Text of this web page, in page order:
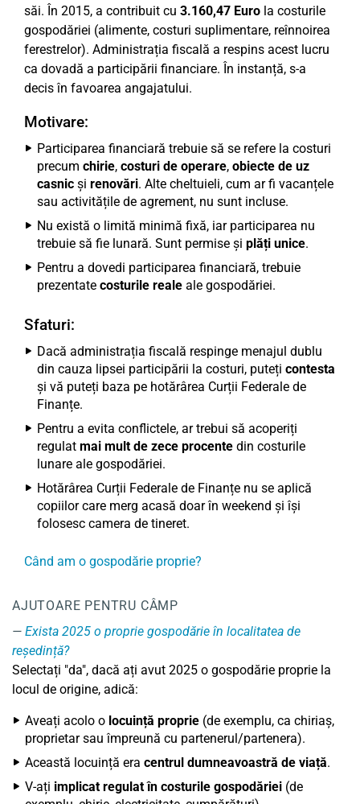
săi. În 2015, a contribuit cu 3.160,47 Euro la costurile
gospodăriei (alimente, costuri suplimentare, reînnoirea
ferestrelor). Administrația fiscală a respins acest lucru
ca dovadă a participării financiare. În instanță, s-a
decis în favoarea angajatului.
Motivare:
Participarea financiară trebuie să se refere la costuri
precum chirie, costuri de operare, obiecte de uz
casnic și renovări. Alte cheltuieli, cum ar fi vacanțele
sau activitățile de agrement, nu sunt incluse.
Nu există o limită minimă fixă, iar participarea nu
trebuie să fie lunară. Sunt permise și plăți unice.
Pentru a dovedi participarea financiară, trebuie
prezentate costurile reale ale gospodăriei.
Sfaturi:
Dacă administrația fiscală respinge menajul dublu
din cauza lipsei participării la costuri, puteți contesta
și vă puteți baza pe hotărârea Curții Federale de
Finanțe.
Pentru a evita conflictele, ar trebui să acoperiți
regulat mai mult de zece procente din costurile
lunare ale gospodăriei.
Hotărârea Curții Federale de Finanțe nu se aplică
copiilor care merg acasă doar în weekend și își
folosesc camera de tineret.
Când am o gospodărie proprie?
AJUTOARE PENTRU CÂMP
Exista 2025 o proprie gospodărie în localitatea de
reședință?
Selectați "da", dacă ați avut 2025 o gospodărie proprie la
locul de origine, adică:
Aveați acolo o locuință proprie (de exemplu, ca chiriaș,
proprietar sau împreună cu partenerul/partenera).
Această locuință era centrul dumneavoastră de viață.
V-ați implicat regulat în costurile gospodăriei (de